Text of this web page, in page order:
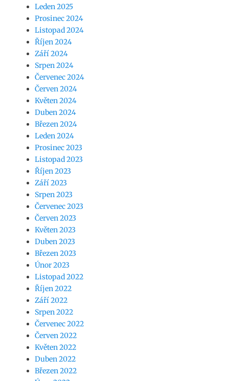
Leden 2025
Prosinec 2024
Listopad 2024
Říjen 2024
Září 2024
Srpen 2024
Červenec 2024
Červen 2024
Květen 2024
Duben 2024
Březen 2024
Leden 2024
Prosinec 2023
Listopad 2023
Říjen 2023
Září 2023
Srpen 2023
Červenec 2023
Červen 2023
Květen 2023
Duben 2023
Březen 2023
Únor 2023
Listopad 2022
Říjen 2022
Září 2022
Srpen 2022
Červenec 2022
Červen 2022
Květen 2022
Duben 2022
Březen 2022